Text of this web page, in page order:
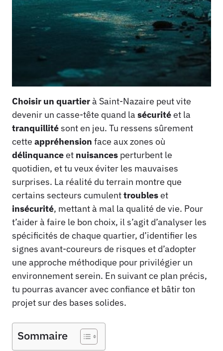
Choisir un quartierà Saint-Nazaire peut vite
devenir un casse-tête quand la sécuritéet la
tranquillitésont en jeu. Tu ressens sûrement
cette appréhension face aux zones où
délinquanceet nuisances perturbent le
quotidien, et tu veux éviter les mauvaises
surprises. La réalité du terrain montre que
certains secteurs cumulenttroubleset
insécurité, mettant à mal la qualité de vie. Pour
t’aider à faire le bon choix, il s’agit d’analyser les
spécificités de chaque quartier, d’identifier les
signes avant-coureurs de risques et d’adopter
une approche méthodique pour privilégier un
environnement serein. En suivant ce plan précis,
tu pourras avancer avec confiance et bâtir ton
projet sur des bases solides.
Sommaire